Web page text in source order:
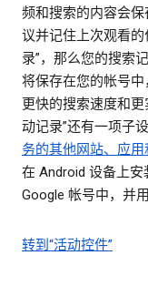
频和搜索的内容会
议并记住上次观看
录”，那么您的搜索
将保存在您的帐号
更快的搜索速度和
动记录”还有一项子
务的其他网站、应
在 Android 设备上
Google 帐号中，并
转到“活动控件”